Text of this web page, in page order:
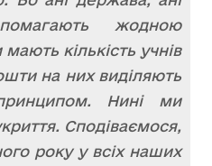
жодною
кількість учнів
на них виділяють
Нині ми
Сподіваємося,
року у всіх наших